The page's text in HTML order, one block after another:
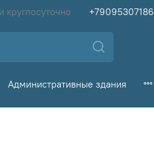
круглосуточно +79095307186
Административные здания